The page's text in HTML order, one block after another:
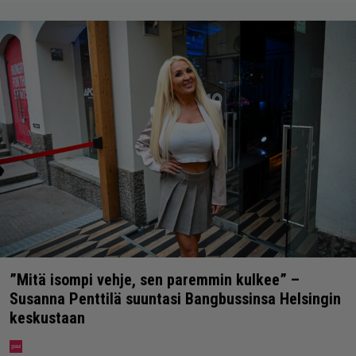
”Mitä isompi vehje, sen paremmin kulkee” –
Susanna Penttilä suuntasi Bangbussinsa Helsingin
keskustaan